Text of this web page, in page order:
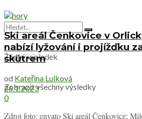
Žádný výsledek
Zobrazit všechny výsledky
Ski areál Čenkovice v
nabízí lyžování i projížďku
skútrem
od Kateřina Lulková
26.1.2023
0
Zdroj foto: envato Ski areál Čenkovice: